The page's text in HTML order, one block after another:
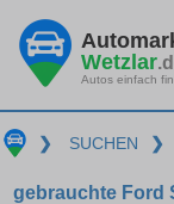
Wetzlar
Autos einfach
❯ SUCHEN ❯
gebrauchte Ford